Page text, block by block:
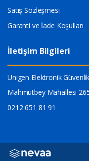
Satış Sözleşmesi
Garanti ve İade Koşulları
İletişim Bilgileri
Unigen Elektronik
Mahmutbey Mahallesi
0212 651 81 91